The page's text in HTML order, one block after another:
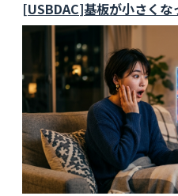
[USBDAC]基板が小さく